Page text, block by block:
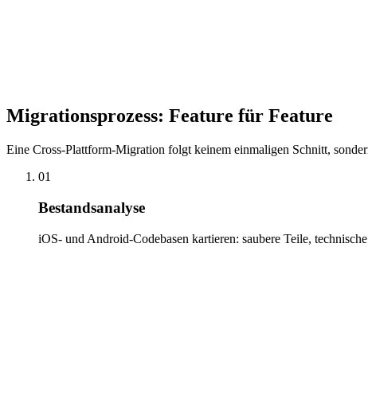
Migrationsprozess: Feature für Feature
Eine Cross-Plattform-Migration folgt keinem einmaligen Schnitt,
01
Bestandsanalyse
iOS- und Android-Codebasen kartieren: saubere Teile,